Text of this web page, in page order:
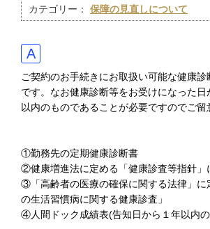
カテゴリー： 保障の見直しについて
ご契約のお手続きにお取扱い可能な健康診
です。なお健康診断等をお受けになった
以内のものであることが必要ですのでご留
①勤務先の定期健康診断書
②健康増進法に定める「健康診査等指針」
③「高齢者の医療の確保に関する法律」に
の生活習慣病に関する健康診査」
④人間ドック成績表(告知日から１年以内の